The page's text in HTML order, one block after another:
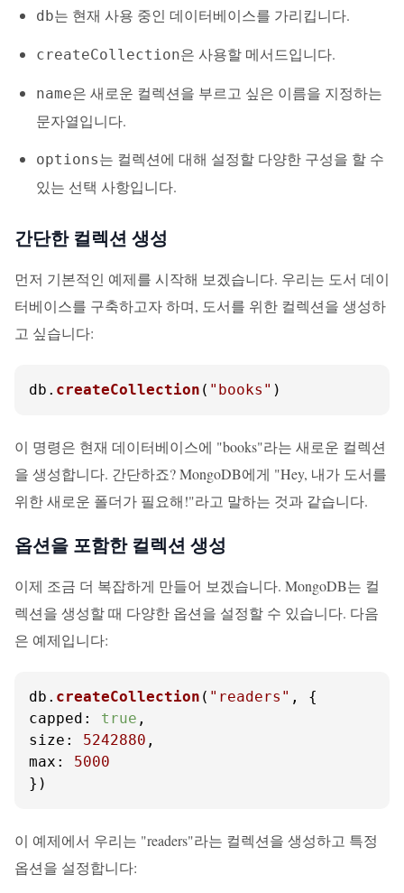
db는 현재 사용 중인 데이터베이스를 가리킵니다.
createCollection은 사용할 메서드입니다.
name은 새로운 컬렉션을 부르고 싶은 이름을 지정하는
문자열입니다.
options는 컬렉션에 대해 설정할 다양한 구성을 할 수
있는 선택 사항입니다.
간단한 컬렉션 생성
먼저 기본적인 예제를 시작해 보겠습니다. 우리는 도서 데이
터베이스를 구축하고자 하며, 도서를 위한 컬렉션을 생성하
고 싶습니다:
db. createCollection ( "books" )
이 명령은 현재 데이터베이스에 "books"라는 새로운 컬렉션
을 생성합니다. 간단하죠? MongoDB에게 "Hey, 내가 도서를
위한 새로운 폴더가 필요해!"라고 말하는 것과 같습니다.
옵션을 포함한 컬렉션 생성
이제 조금 더 복잡하게 만들어 보겠습니다. MongoDB는 컬
렉션을 생성할 때 다양한 옵션을 설정할 수 있습니다. 다음
은 예제입니다:
db. createCollection ( "readers"
capped : true
size : 5242880
max : 5000
})
이 예제에서 우리는 "readers"라는 컬렉션을 생성하고 특정
옵션을 설정합니다: